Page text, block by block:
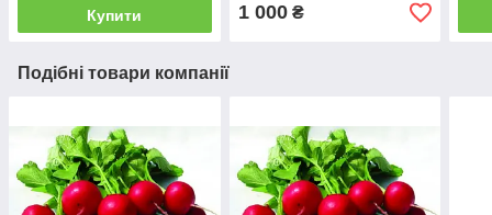
Купити 1 000₴
Подібні товари компанії